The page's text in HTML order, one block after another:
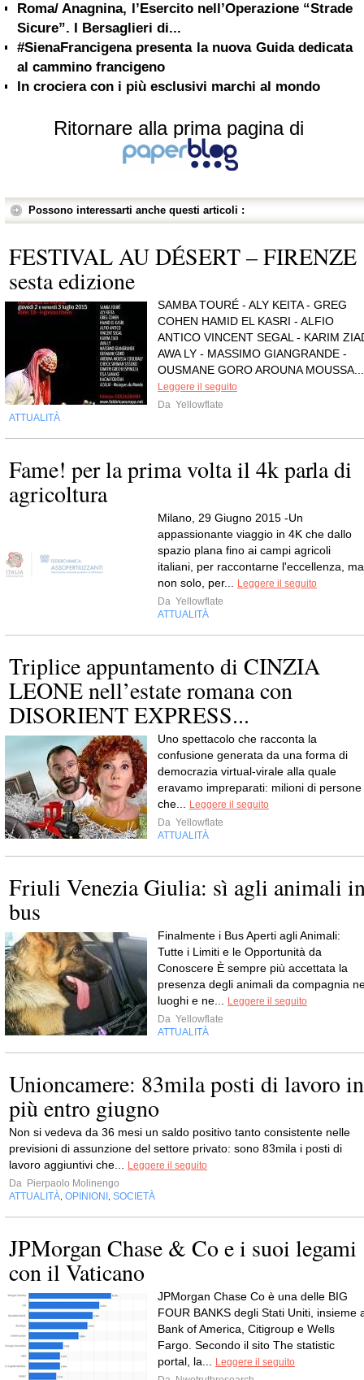
Roma/ Anagnina, l’Esercito nell’Operazione “Strade
Sicure”. I Bersaglieri di...
#SienaFrancigena presenta la nuova Guida dedicata
al cammino francigeno
In crociera con i più esclusivi marchi al mondo
Ritornare alla prima pagina di
Possono interessarti anche questi articoli :
FESTIVAL AU DÉSERT – FIRENZE
sesta edizione
SAMBA TOURÉ - ALY KEITA - GREG
COHEN HAMID EL KASRI - ALFIO
ANTICO VINCENT SEGAL - KARIM
AWA LY - MASSIMO GIANGRANDE -
OUSMANE GORO AROUNA MOUSSA...
Leggere il seguito
Da Yellowflate
ATTUALITÀ
Fame! per la prima volta il 4k parla di
agricoltura
Milano, 29 Giugno 2015 -Un
appassionante viaggio in 4K che dallo
spazio plana fino ai campi agricoli
italiani, per raccontarne l'eccellenza, ma
non solo, per...
Leggere il seguito
Da Yellowflate
ATTUALITÀ
Triplice appuntamento di CINZIA
LEONE nell’estate romana con
DISORIENT EXPRESS...
Uno spettacolo che racconta la
confusione generata da una forma di
democrazia virtual-virale alla quale
eravamo impreparati: milioni di persone
che...
Leggere il seguito
Da Yellowflate
ATTUALITÀ
Friuli Venezia Giulia: sì agli animali
bus
Finalmente i Bus Aperti agli Animali:
Tutte i Limiti e le Opportunità da
Conoscere È sempre più accettata la
presenza degli animali da compagnia
luoghi e ne...
Leggere il seguito
Da Yellowflate
ATTUALITÀ
Unioncamere: 83mila posti di lavoro in
più entro giugno
Non si vedeva da 36 mesi un saldo positivo tanto consistente nelle
previsioni di assunzione del settore privato: sono 83mila i posti di
lavoro aggiuntivi che...
Leggere il seguito
Da Pierpaolo Molinengo
ATTUALITÀ OPINIONI SOCIETÀ
JPMorgan Chase & Co e i suoi legami
con il Vaticano
JPMorgan Chase Co è una delle BIG
FOUR BANKS degli Stati Uniti, insieme
Bank of America, Citigroup e Wells
Fargo. Secondo il sito The statistic
portal, la...
Leggere il seguito